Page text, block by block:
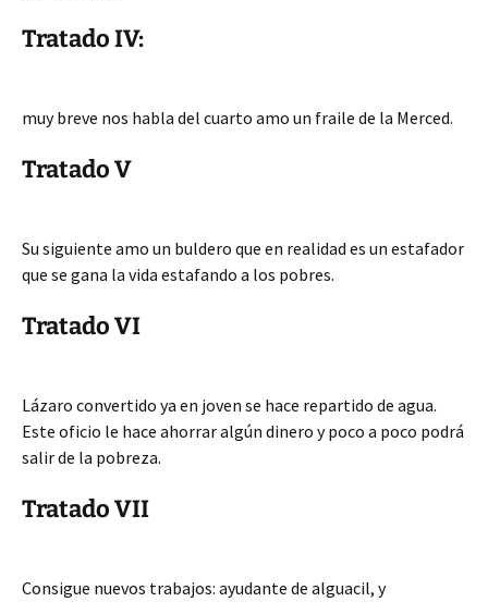
Tratado IV:
muy breve nos habla del cuarto amo un fraile de la Merced.
Tratado V
Su siguiente amo un buldero que en realidad es un estafador
que se gana la vida estafando a los pobres.
Tratado VI
Lázaro convertido ya en joven se hace repartido de agua.
Este oficio le hace ahorrar algún dinero y poco a poco podrá
salir de la pobreza.
Tratado VII
Consigue nuevos trabajos: ayudante de alguacil, y